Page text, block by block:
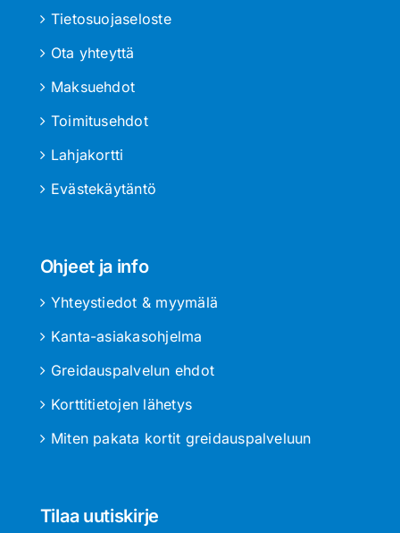
Tietosuojaseloste
Ota yhteyttä
Maksuehdot
Toimitusehdot
Lahjakortti
Evästekäytäntö
Ohjeet ja info
Yhteystiedot & myymälä
Kanta-asiakasohjelma
Greidauspalvelun ehdot
Korttitietojen lähetys
Miten pakata kortit greidauspalveluun
Tilaa uutiskirje